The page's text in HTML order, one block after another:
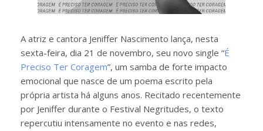
A atriz e cantora Jeniffer Nascimento lança, nesta
sexta-feira, dia 21 de novembro, seu novo single “É
Preciso Ter Coragem”, um samba de forte impacto
emocional que nasce de um poema escrito pela
própria artista há alguns anos. Recitado recentemente
por Jeniffer durante o Festival Negritudes, o texto
repercutiu intensamente no evento e nas redes,